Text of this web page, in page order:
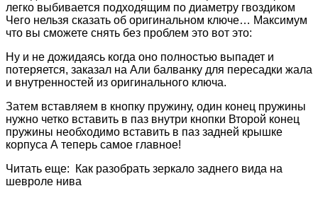
легко выбивается подходящим по диаметру гвоздиком
Чего нельзя сказать об оригинальном ключе… Максимум
что вы сможете снять без проблем это вот это:
Ну и не дожидаясь когда оно полностью выпадет и
потеряется, заказал на Али балванку для пересадки жала
и внутренностей из оригинального ключа.
Затем вставляем в кнопку пружину, один конец пружины
нужно четко вставить в паз внутри кнопки Второй конец
пружины необходимо вставить в паз задней крышке
корпуса А теперь самое главное!
Читать еще: Как разобрать зеркало заднего вида на
шевроле нива